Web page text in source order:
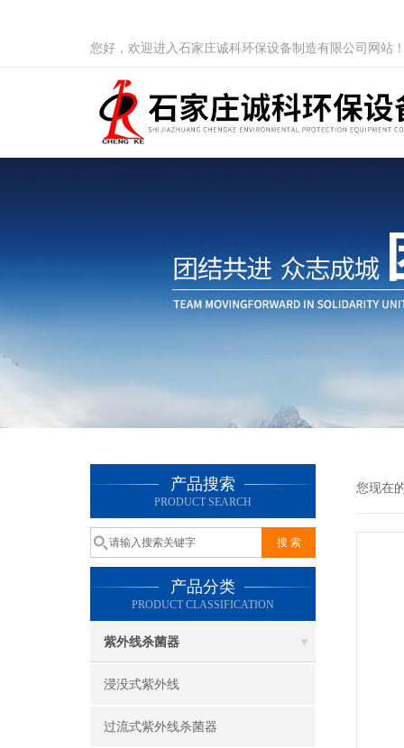
您好，欢迎进入石家庄诚科环保设备制造有限公司网站
产品搜索
PRODUCT SEARCH
产品分类
PRODUCT CLASSIFICATION
紫外线杀菌器
浸没式紫外线
过流式紫外线杀菌器
您现在